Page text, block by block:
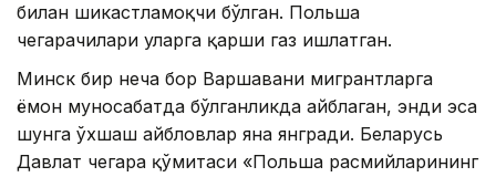
билан шикастламоқчи бўлган. Польша
чегарачилари уларга қарши газ ишлатган.
Минск бир неча бор Варшавани мигрантларга
ёмон муносабатда бўлганликда айблаган, энди эса
шунга ўхшаш айбловлар яна янгради. Беларусь
Давлат чегара қўмитаси «Польша расмийларининг